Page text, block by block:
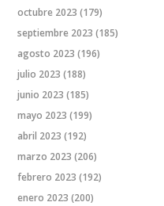
octubre 2023 (179)
septiembre 2023 (185)
agosto 2023 (196)
julio 2023 (188)
junio 2023 (185)
mayo 2023 (199)
abril 2023 (192)
marzo 2023 (206)
febrero 2023 (192)
enero 2023 (200)